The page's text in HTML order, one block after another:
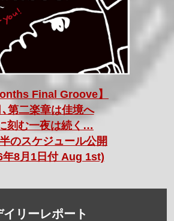
Final Groove】
､第二楽章は佳境へ
刻む一夜は続く…
のスケジュール公開
年8月1日付 Aug 1st)
イリーレポート